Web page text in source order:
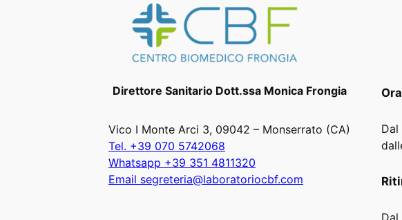
Direttore Sanitario Dott.ssa Monica Frongia
Vico I Monte Arci 3, 09042 – Monserrato (CA)
Tel. +39 070 5742068
Whatsapp +39 351 4811320
Email segreteria@laboratoriocbf.com
Dal